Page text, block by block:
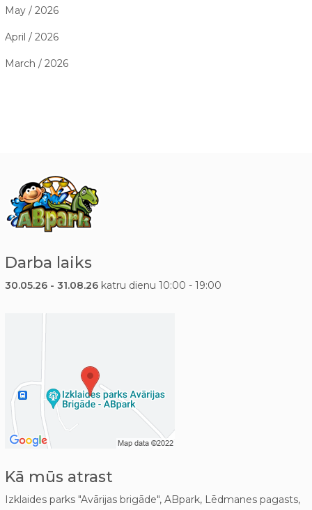
May / 2026
April / 2026
March / 2026
Darba laiks
30.05.26 - 31.08.26 katru dienu 10:00 - 19:00
Kā mūs atrast
Izklaides parks "Avārijas brigāde", ABpark, Lēdmanes pagasts,